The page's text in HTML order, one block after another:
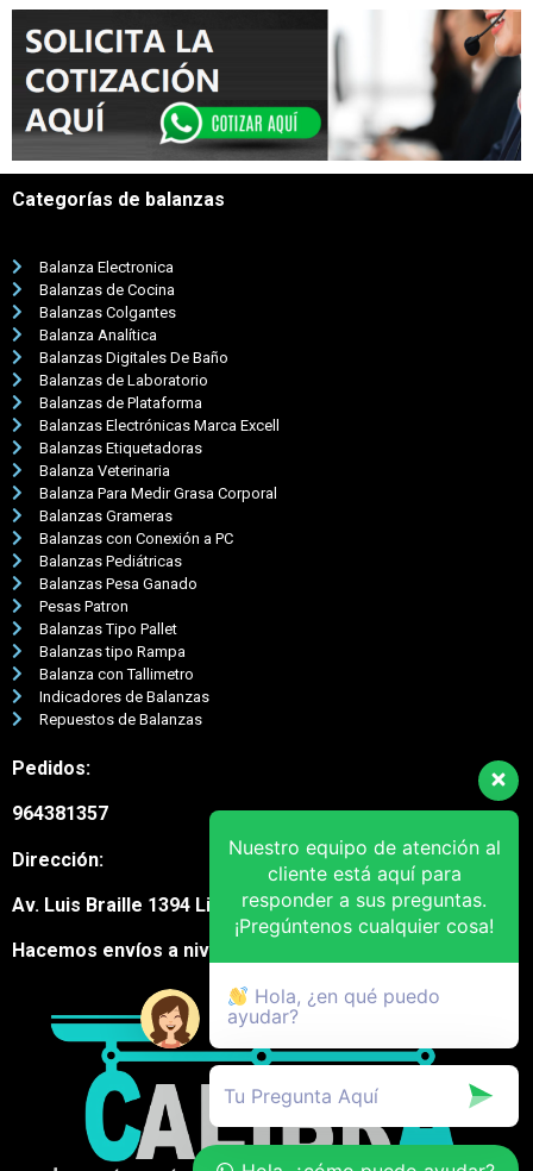
Categorías de balanzas
Balanza Electronica
Balanzas de Cocina
Balanzas Colgantes
Balanza Analítica
Balanzas Digitales De Baño
Balanzas de Laboratorio
Balanzas de Plataforma
Balanzas Electrónicas Marca Excell
Balanzas Etiquetadoras
Balanza Veterinaria
Balanza Para Medir Grasa Corporal
Balanzas Grameras
Balanzas con Conexión a PC
Balanzas Pediátricas
Balanzas Pesa Ganado
Pesas Patron
Balanzas Tipo Pallet
Balanzas tipo Rampa
Balanza con Tallimetro
Indicadores de Balanzas
Repuestos de Balanzas
Pedidos:
964381357
Dirección:
Av. Luis Braille 1394 Lima Cercado
Hacemos envíos a nivel nacional
Nuestro equipo de atención al
cliente está aquí para
responder a sus preguntas.
¡Pregúntenos cualquier cosa!
Hola, ¿en qué puedo
ayudar?